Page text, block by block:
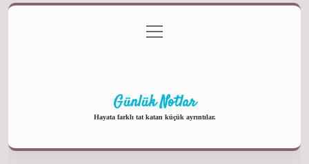
Gizlilik Politikası
menüyü
aç
Günlük Notlar
Hayata farklı tat katan küçük ayrıntılar.